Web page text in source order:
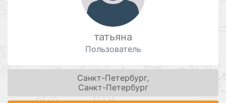
татьяна
Пользователь
Санкт-Петербург,
Санкт-Петербург